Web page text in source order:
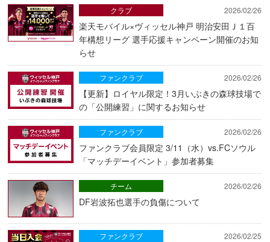
2026/02/26
楽天モバイル×ヴィッセル神戸 明治安田Ｊ１百
年構想リーグ 選手応援キャンペーン開催のお知
らせ
クラブ
2026/02/26
【更新】ロイヤル限定！3月いぶきの森球技場で
の「公開練習」に関するお知らせ
ファンクラブ
2026/02/26
ファンクラブ会員限定 3/11（水）vs.FCソウル
「マッチデーイベント」参加者募集
ファンクラブ
2026/02/26
DF岩波拓也選手の負傷について
チーム
2026/02/25
ファンクラブ